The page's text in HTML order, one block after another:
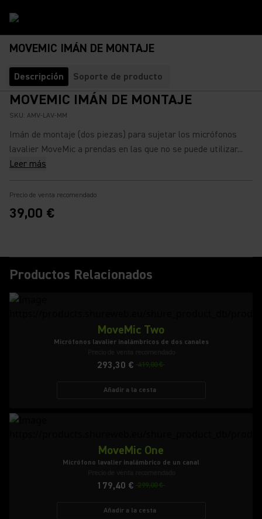
MOVEMIC IMÁN DE MONTAJE
Descripción Soporte de producto
MOVEMIC IMÁN DE MONTAJE
SKU: AMV-LAV-MM
Imán de montaje (dos piezas) para sujetar los micrófonos
lavalier MoveMic a prendas en las que no se puede utilizar...
Leer más
Precio de venta recomendado
39,00 €
Productos Relacionados
MoveMic Two
Micrófonos lavalier inalámbricos de dos canales
293,30 € 419,00 €
Añadir a la cesta
MoveMic One
Micrófono lavalier inalámbrico de un canal
179,40 € 299,00 €
Añadir a la cesta